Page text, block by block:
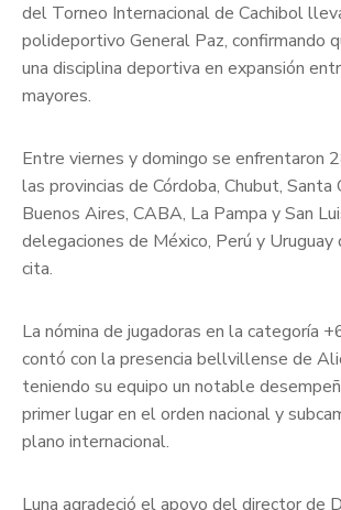
del Torneo Internacional de Cachibol
polideportivo General Paz, confirmando
una disciplina deportiva en expansión
mayores.
Entre viernes y domingo se enfrentaron
las provincias de Córdoba, Chubut, Santa
Buenos Aires, CABA, La Pampa y San
delegaciones de México, Perú y Uruguay
cita.
La nómina de jugadoras en la categoría
contó con la presencia bellvillense de
teniendo su equipo un notable
primer lugar en el orden nacional y
plano internacional.
Luna agradeció el apoyo del director de